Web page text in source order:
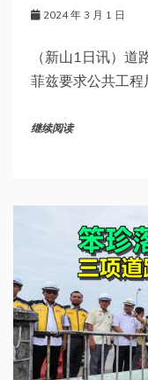
2024 年 3 月 1 日
（新山1日讯）
菲兹要求公共工程
继续阅读